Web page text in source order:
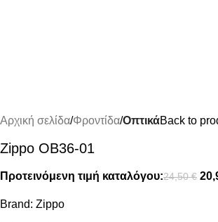
Αρχική σελίδα Φροντίδα ΟπτικάBack to
Zippo OB36-01
Προτεινόμενη τιμή καταλόγου:24,50€
Brand: Zippo